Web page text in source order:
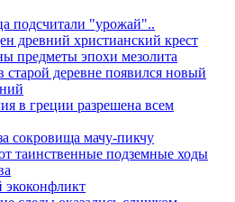
подсчитали "урожай"..
древний христианский крест
предметы эпохи мезолита
старой деревне появился новый
в греции разрешена всем
сокровища мачу-пикчу
таинственные подземные ходы
экоконфликт